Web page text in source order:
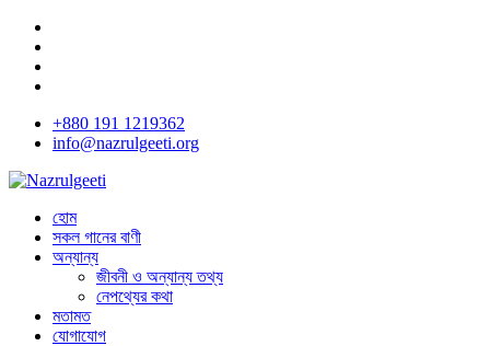
+880 191 1219362
info@nazrulgeeti.org
হোম
সকল গানের বাণী
অন্যান্য
জীবনী ও অন্যান্য তথ্য
নেপথ্যের কথা
মতামত
যোগাযোগ